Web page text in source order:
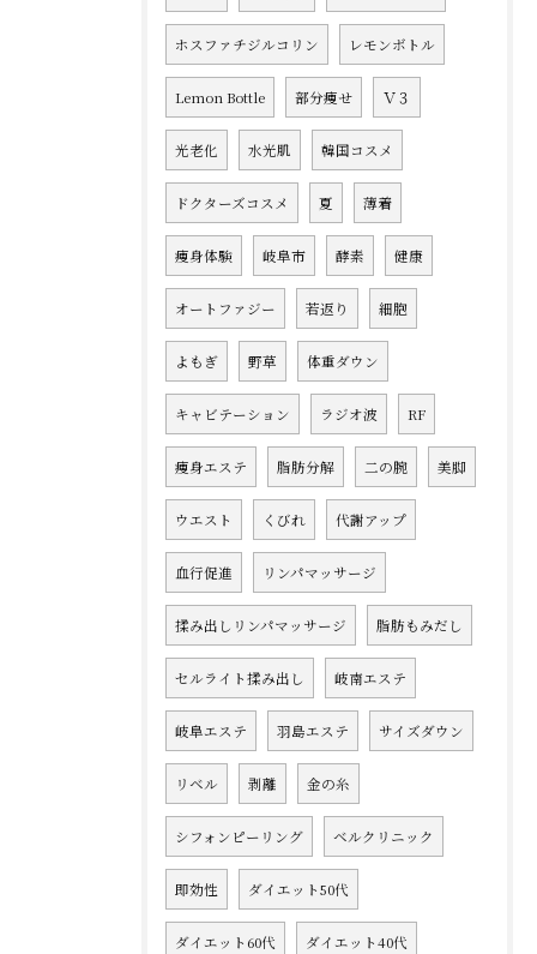
ホスファチジルコリン レモンボトル
Lemon Bottle 部分痩せ Ｖ３
光老化 水光肌 韓国コスメ
ドクターズコスメ 夏 薄着
痩身体験 岐阜市 酵素 健康
オートファジー 若返り 細胞
よもぎ 野草 体重ダウン
キャビテーション ラジオ波 RF
痩身エステ 脂肪分解 二の腕 美脚
ウエスト くびれ 代謝アップ
血行促進 リンパマッサージ
揉み出しリンパマッサージ 脂肪もみだし
セルライト揉み出し 岐南エステ
岐阜エステ 羽島エステ サイズダウン
リベル 剥離 金の糸
シフォンピーリング ベルクリニック
即効性 ダイエット50代
ダイエット60代 ダイエット40代